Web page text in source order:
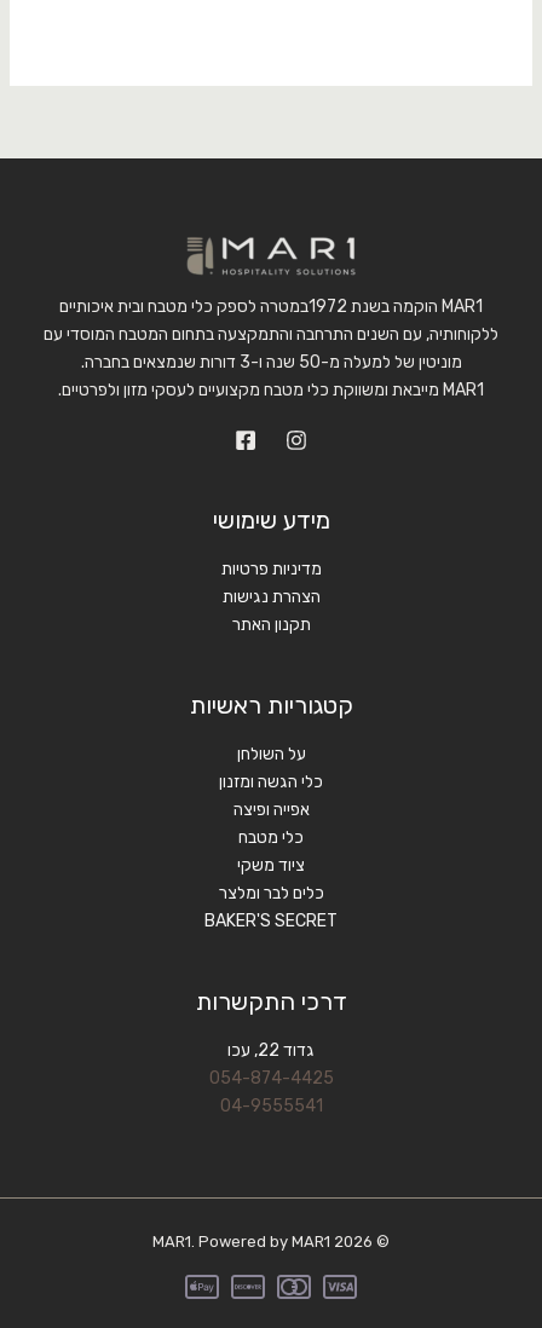
MAR1 הוקמה בשנת 1972במטרה לספק כלי מטבח ובית איכותיים
ללקוחותיה, עם השנים התרחבה והתמקצעה בתחום המטבח המוסדי עם
מוניטין של למעלה מ-50 שנה ו-3 דורות שנמצאים בחברה.
MAR1 מייבאת ומשווקת כלי מטבח מקצועיים לעסקי מזון ולפרטיים.
מידע שימושי
מדיניות פרטיות
הצהרת נגישות
תקנון האתר
קטגוריות ראשיות
על השולחן
כלי הגשה ומזנון
אפייה ופיצה
כלי מטבח
ציוד משקי
כלים לבר ומלצר
BAKER'S SECRET
דרכי התקשרות
גדוד 22, עכו
054-874-4425
04-9555541
© 2026 MAR1. Powered by MAR1